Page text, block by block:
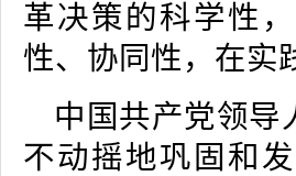
革决策的科学性
性、协同性，在实
中国共产党领导
不动摇地巩固和